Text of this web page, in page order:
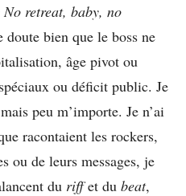
No retreat, baby, no
doute bien que le boss ne
âge pivot ou
ou déficit public. Je
peu m’importe. Je n’ai
racontaient les rockers,
ou de leurs messages, je
du riffet du beat,